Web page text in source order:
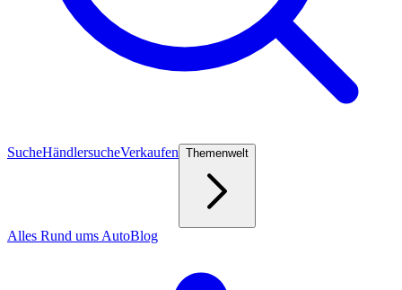
SucheHändlersucheVerkaufen Themenwelt
Alles Rund ums AutoBlog